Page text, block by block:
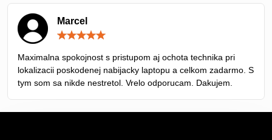
Marcel
5
Maximalna spokojnost s pristupom aj ochota technika pri
lokalizacii poskodenej nabijacky laptopu a celkom zadarmo. S
tym som sa nikde nestretol. Vrelo odporucam. Dakujem.